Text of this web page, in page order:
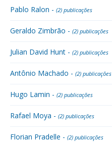
Pablo Ralon - (2) publicações
Geraldo Zimbrão - (2) publicações
Julian David Hunt - (2) publicações
Antônio Machado - (2) publicações
Hugo Lamin - (2) publicações
Rafael Moya - (2) publicações
Florian Pradelle - (2) publicações